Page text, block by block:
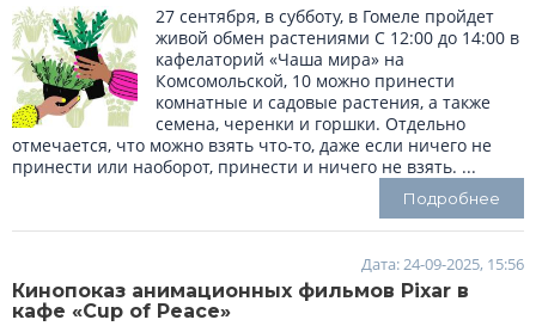
27 сентября, в субботу, в Гомеле пройдет
живой обмен растениями С 12:00 до 14:00 в
кафелаторий «Чаша мира» на
Комсомольской, 10 можно принести
комнатные и садовые растения, а также
семена, черенки и горшки. Отдельно
отмечается, что можно взять что-то, даже если ничего не
принести или наоборот, принести и ничего не взять. ...
Подробнее
Дата: 24-09-2025, 15:56
Кинопоказ анимационных фильмов Pixar в
кафе «Cup of Peace»